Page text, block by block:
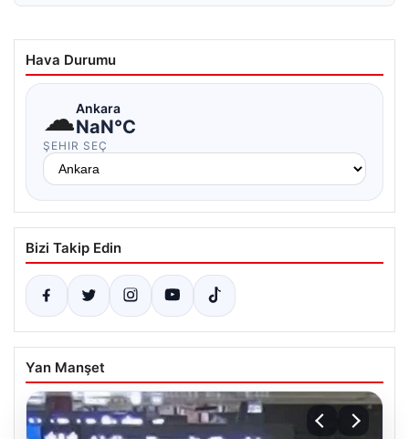
Hava Durumu
☁Ankara
NaN°C
ŞEHIR SEÇ
Bizi Takip Edin
Yan Manşet